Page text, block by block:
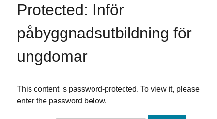
Protected: Inför
påbyggnadsutbildning för
ungdomar
This content is password-protected. To view it, please
enter the password below.